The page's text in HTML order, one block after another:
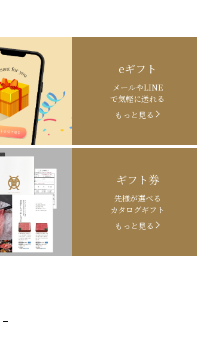
eギフト
メールやLINE
で気軽に送れる
もっと見る
ギフト券
先様が選べる
カタログギフト
もっと見る